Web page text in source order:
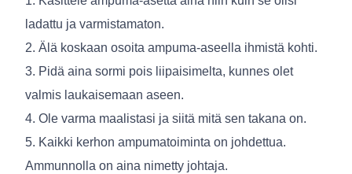
ladattu ja varmistamaton.
2. Älä koskaan osoita ampuma-aseella ihmistä kohti.
3. Pidä aina sormi pois liipaisimelta, kunnes olet
valmis laukaisemaan aseen.
4. Ole varma maalistasi ja siitä mitä sen takana on.
5. Kaikki kerhon ampumatoiminta on johdettua.
Ammunnolla on aina nimetty johtaja.